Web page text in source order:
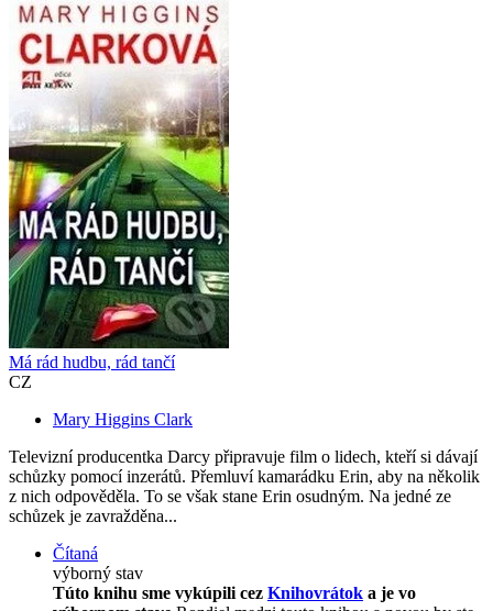
Má rád hudbu, rád tančí
CZ
Mary Higgins Clark
Televizní producentka Darcy připravuje film o lidech, kteří si dávají
schůzky pomocí inzerátů. Přemluví kamarádku Erin, aby na několik
z nich odpověděla. To se však stane Erin osudným. Na jedné ze
schůzek je zavražděna...
Čítaná
výborný stav
Túto knihu sme vykúpili cez Knihovrátok a je vo